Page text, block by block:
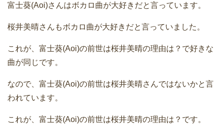
富士葵(Aoi)さんはボカロ曲が大好きだと言っています。
桜井美晴さんもボカロ曲が大好きだと言っていました。
これが、富士葵(Aoi)の前世は桜井美晴の理由は？で好きな
曲が同じです。
なので、富士葵(Aoi)の前世は桜井美晴さんではないかと言
われています。
これが、富士葵(Aoi)の前世は桜井美晴の理由は？です。